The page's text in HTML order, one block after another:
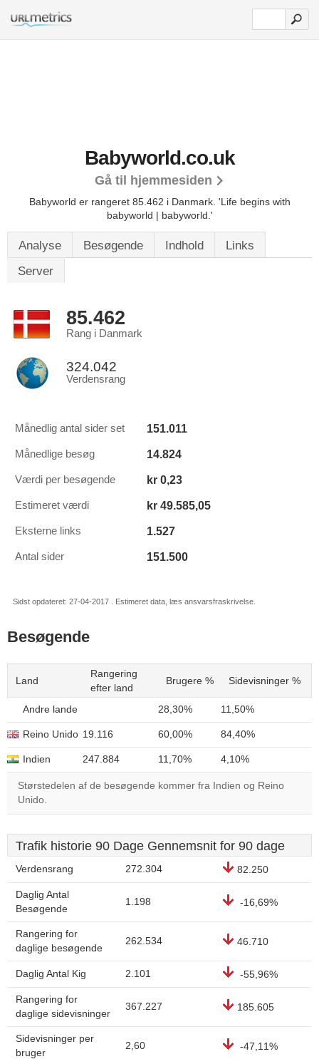
Babyworld.co.uk
Gå til hjemmesiden
Babyworld er rangeret 85.462 i Danmark. 'Life begins with
babyworld | babyworld.'
Analyse Besøgende Indhold
Links
Server
85.462
Rang i Danmark
324.042
Verdensrang
Månedlig antal sider set 151.011
Månedlige besøg 14.824
Værdi per besøgende kr 0,23
Estimeret værdi kr 49.585,05
Eksterne links 1.527
Antal sider 151.500
Sidst opdateret: 27-04-2017 . Estimeret data, læs ansvarsfraskrivelse.
Besøgende
Land
Rangering
efter land
Brugere % Sidevisninger %
Andre lande 28,30% 11,50%
Reino Unido 19.116 60,00% 84,40%
Indien 247.884 11,70% 4,10%
Størstedelen af de besøgende kommer fra Indien og Reino
Unido.
Trafik historie 90 Dage Gennemsnit for 90 dage
Verdensrang 272.304 82.250
Daglig Antal
Besøgende
1.198 -16,69%
Rangering for
daglige besøgende
262.534 46.710
Daglig Antal Kig 2.101 -55,96%
Rangering for
daglige sidevisninger
367.227 185.605
Sidevisninger per
bruger
2,60 -47,11%